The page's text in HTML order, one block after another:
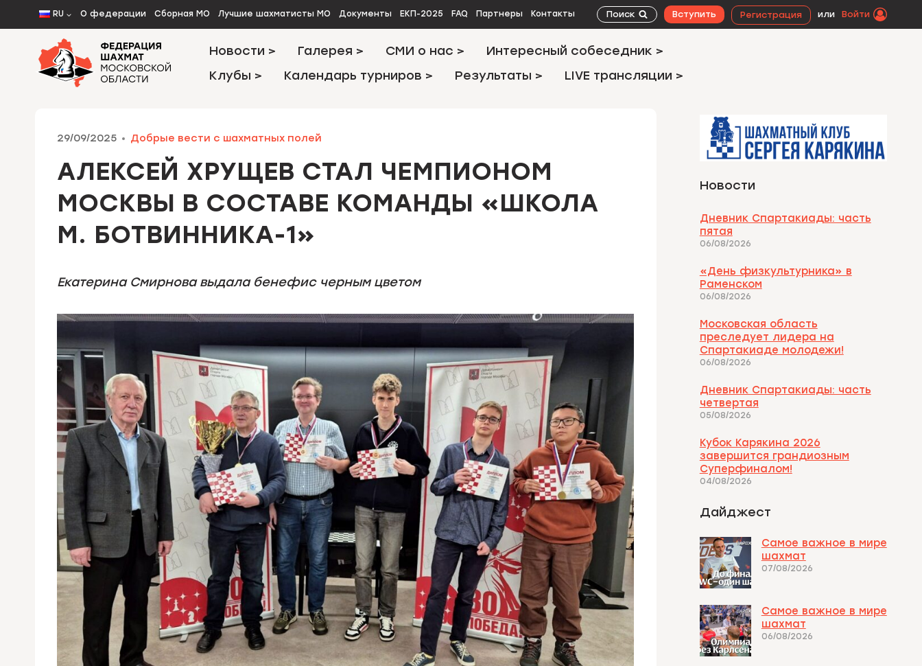
Перейти
к
содержимому
RU О федерации Сборная МО Лучшие шахматисты МО Документы ЕКП-2025 FAQ Партнеры Контакты Поиск Вступить Регистрация или Войти
Новости > Галерея > СМИ о нас >
Интересный собеседник >
Клубы >
Календарь турниров > Результаты > LIVE трансляции >
29/09/2025 Добрые вести с шахматных полей
АЛЕКСЕЙ ХРУЩЕВ СТАЛ ЧЕМПИОНОМ
МОСКВЫ В СОСТАВЕ КОМАНДЫ «ШКОЛА
М. БОТВИННИКА-1»
Екатерина Смирнова выдала бенефис черным цветом
Новости
Дневник Спартакиады: часть
пятая
06/08/2026
«День физкультурника» в
Раменском
06/08/2026
Московская область
преследует лидера на
Спартакиаде молодежи!
06/08/2026
Дневник Спартакиады: часть
четвертая
05/08/2026
Кубок Карякина 2026
завершится грандиозным
Суперфиналом!
04/08/2026
Дайджест
Самое важное в мире
шахмат
07/08/2026
Самое важное в мире
шахмат
06/08/2026